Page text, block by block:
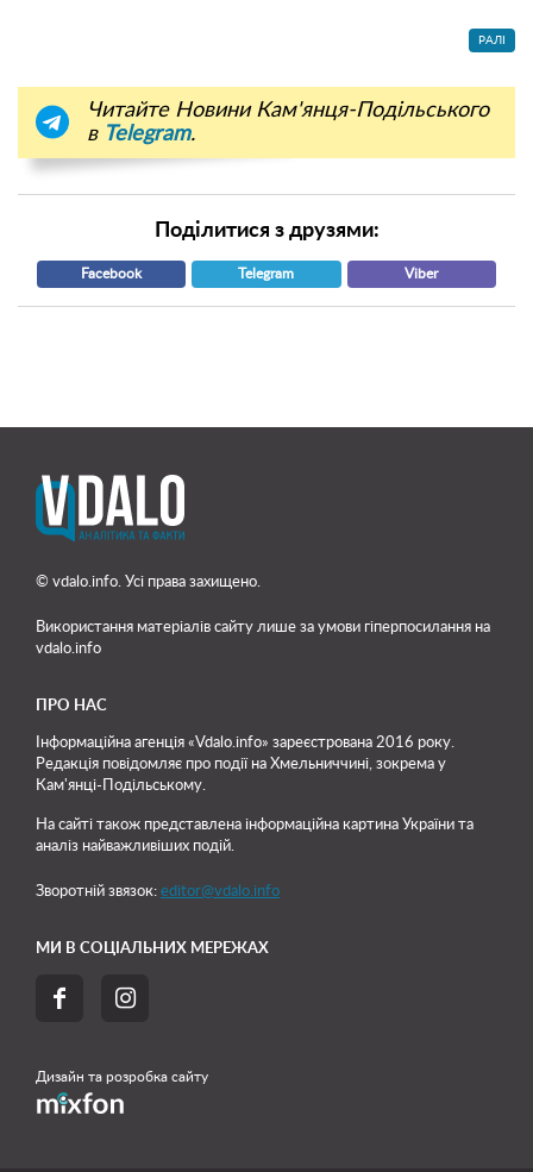
РАЛІ
Читайте Новини Кам'янця-Подільського
в Telegram.
Поділитися з друзями:
Facebook Telegram Viber
© vdalo.info. Усі права захищено.
Використання матеріалів сайту лише за умови гіперпосилання на
vdalo.info
ПРО НАС
Інформаційна агенція «Vdalo.info» зареєстрована 2016 року.
Редакція повідомляє про події на Хмельниччині, зокрема у
Кам'янці-Подільському.
На сайті також представлена інформаційна картина України та
аналіз найважливіших подій.
Зворотній звязок: editor@vdalo.info
МИ В СОЦІАЛЬНИХ МЕРЕЖАХ
 
Дизайн та розробка сайту